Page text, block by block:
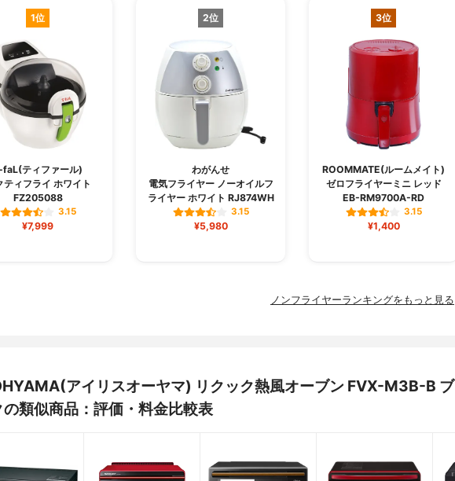
1位
faL(ティファール)
ティフライ ホワイト
FZ205088
3.15
¥7,999
2位
わがんせ
電気フライヤー ノーオイルフ
ライヤー ホワイト RJ874WH
3.15
¥5,980
3位
ROOMMATE(ルームメイト)
ゼロフライヤーミニ レッド
EB-RM9700A-RD
3.15
¥1,400
ノンフライヤーランキングをもっと見る
アイリスオーヤマ) リクック熱風オーブン FVX-M3B-B ブ
の類似商品：評価・料金比較表